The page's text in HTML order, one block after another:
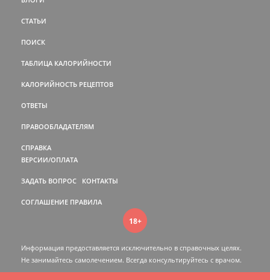
СТАТЬИ
ПОИСК
ТАБЛИЦА КАЛОРИЙНОСТИ
КАЛОРИЙНОСТЬ РЕЦЕПТОВ
ОТВЕТЫ
ПРАВООБЛАДАТЕЛЯМ
СПРАВКА
ВЕРСИИ/ОПЛАТА
ЗАДАТЬ ВОПРОС КОНТАКТЫ
СОГЛАШЕНИЕ ПРАВИЛА
18+
Информация предоставляется исключительно в справочных целях.
Не занимайтесь самолечением. Всегда консультируйтесь c врачом.